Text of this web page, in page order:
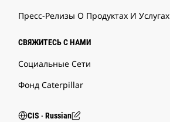
Пресс-Релизы О Продуктах И Услугах
СВЯЖИТЕСЬ С НАМИ
Социальные Сети
Фонд Caterpillar
CIS ‧ Russian